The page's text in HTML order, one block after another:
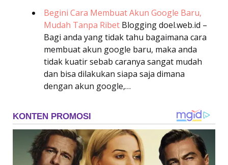
Begini Cara Membuat Akun Google Baru,
Mudah Tanpa Ribet Bloggingdoel.web.id –
Bagi anda yang tidak tahu bagaimana cara
membuat akun google baru, maka anda
tidak kuatir sebab caranya sangat mudah
dan bisa dilakukan siapa saja dimana
dengan akun google,…